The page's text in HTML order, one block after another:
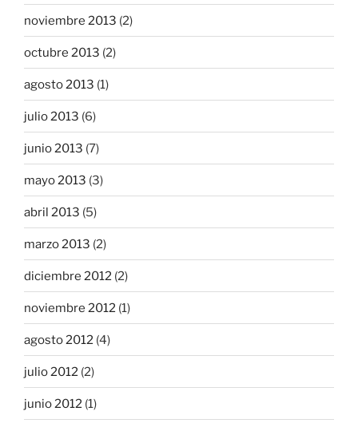
noviembre 2013 (2)
octubre 2013 (2)
agosto 2013 (1)
julio 2013 (6)
junio 2013 (7)
mayo 2013 (3)
abril 2013 (5)
marzo 2013 (2)
diciembre 2012 (2)
noviembre 2012 (1)
agosto 2012 (4)
julio 2012 (2)
junio 2012 (1)